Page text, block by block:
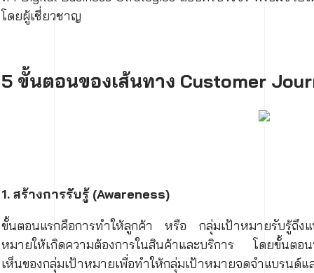
โดยผู้เชี่ยวชาญ
5 ขั้นตอนของเส้นทาง Customer
1. สร้างการรับรู้ (Awareness)
ขั้นตอนแรกคือการทำให้ลูกค้า หรือ กลุ่มเป้าหมายรับรู้ถึง
หมายให้เกิดความต้องการในสินค้าและบริการ โดยขั้นตอน
เห็นของกลุ่มเป้าหมายเพื่อทำให้กลุ่มเป้าหมายจดจำแบร